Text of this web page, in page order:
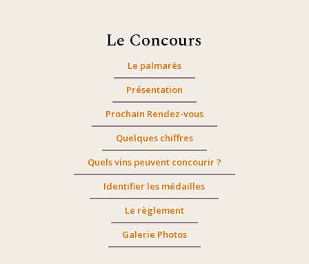
Le Concours
Le palmarès
Présentation
Prochain Rendez-vous
Quelques chiffres
Quels vins peuvent concourir ?
Identifier les médailles
Le règlement
Galerie Photos